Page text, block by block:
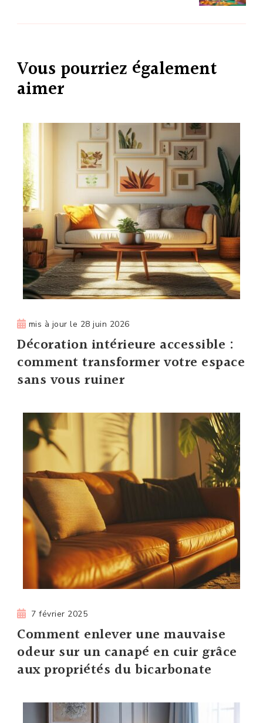
Vous pourriez également
aimer
mis à jour le 28 juin 2026
Décoration intérieure accessible :
comment transformer votre espace
sans vous ruiner
7 février 2025
Comment enlever une mauvaise
odeur sur un canapé en cuir grâce
aux propriétés du bicarbonate